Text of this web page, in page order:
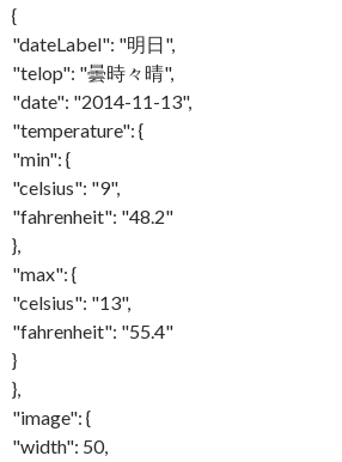
{
"dateLabel": "明日",
"telop": "曇時々晴",
"date": "2014-11-13",
"temperature": {
"min": {
"celsius": "9",
"fahrenheit": "48.2"
},
"max": {
"celsius": "13",
"fahrenheit": "55.4"
}
},
"image": {
"width": 50,